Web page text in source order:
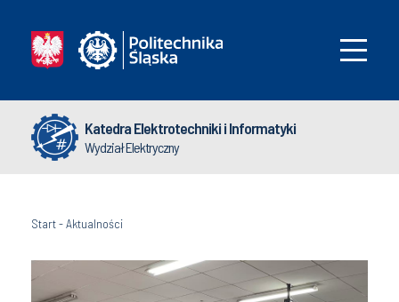
Katedra Elektrotechniki i Informatyki
Wydział Elektryczny
Start-Aktualności